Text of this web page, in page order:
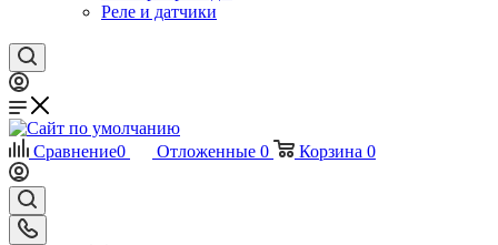
Реле и датчики
Сравнение0 Отложенные 0 Корзина 0